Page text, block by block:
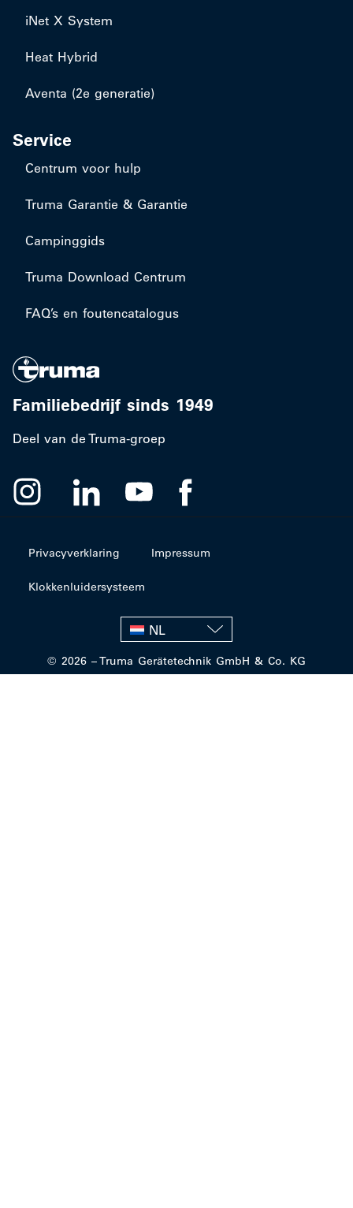
iNet X System
Heat Hybrid
Aventa (2e generatie)
Service
Centrum voor hulp
Truma Garantie & Garantie
Campinggids
Truma Download Centrum
FAQ’s en foutencatalogus
Familiebedrijf sinds 1949
Deel van de Truma-groep
© 2026 – Truma Gerätetechnik GmbH & Co. KG
Privacyverklaring Impressum
Klokkenluidersysteem
NL